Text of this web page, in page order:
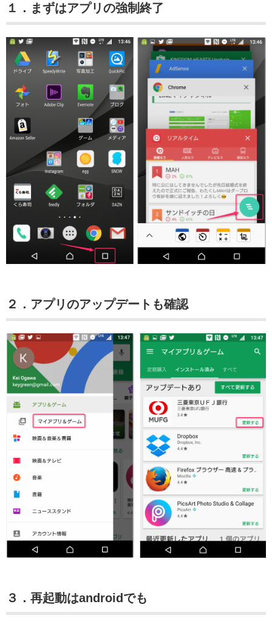
１．まずはアプリの強制終了
２．アプリのアップデートも確認
３．再起動はandroidでも